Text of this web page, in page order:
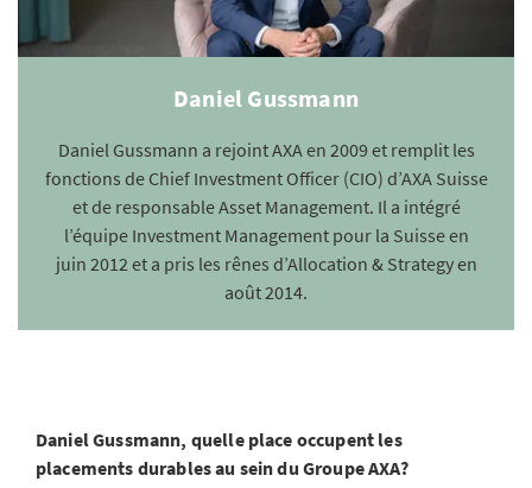
Daniel Gussmann
Daniel Gussmann a rejoint AXA en 2009 et remplit les
fonctions de Chief Investment Officer (CIO) d’AXA Suisse
et de responsable Asset Management. Il a intégré
l’équipe Investment Management pour la Suisse en
juin 2012 et a pris les rênes d’Allocation & Strategy en
août 2014.
Daniel Gussmann, quelle place occupent les
placements durables au sein du Groupe AXA?